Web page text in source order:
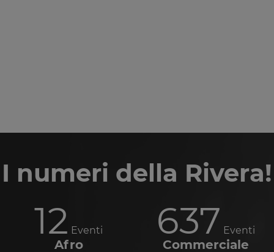
I numeri della Rivera!
12 Eventi
Afro
637 Eventi
Commerciale